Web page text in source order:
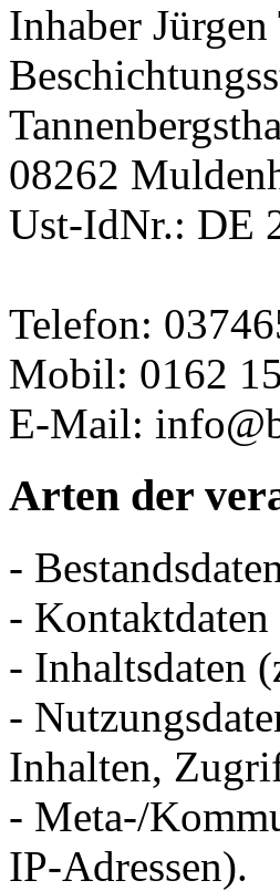
Inhaber
08262
Ust-IdNr.: DE
Telefon:
Mobil: 0162
E-Mail:
Arten der
-
-
- Inhaltsdaten
-
Inhalten,
- Meta-/
IP-Adressen).